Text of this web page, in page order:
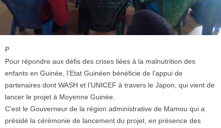
P
Pour répondre aux défis des crises liées à la malnutrition des
enfants en Guinée, l’Etat Guinéen bénéficie de l’appui de
partenaires dont WASH et l’UNICEF à travers le Japon, qui vient de
lancer le projet à Moyenne Guinée.
C’est le Gouverneur de la région administrative de Mamou qui a
présidé la cérémonie de lancement du projet, en présence des